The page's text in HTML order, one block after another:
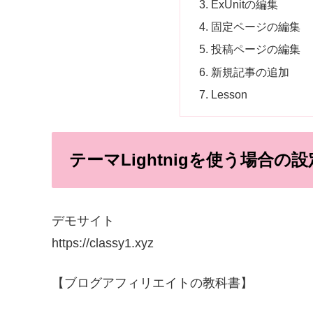
ExUnitの編集
固定ページの編集
投稿ページの編集
新規記事の追加
Lesson
テーマLightnigを使う場合の設
デモサイト
https://classy1.xyz
【ブログアフィリエイトの教科書】